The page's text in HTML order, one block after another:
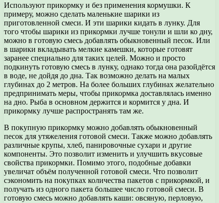
Используют прикормку и без применения кормушки. К
примеру, можно сделать маленькие шарики из
приготовленной смеси. И эти шарики кидать в лунку. Для
того чтобы шарики из прикормки лучше тонули и шли ко дну,
можно в готовую смесь добавлять обыкновенный песок. Или
в шарики вкладывать мелкие камешки, которые готовят
заранее специально для таких целей. Можно и просто
подкинуть готовую смесь в лунку, однако тогда она разойдётся
в воде, не дойдя до дна. Так возможно делать на малых
глубинах до 2 метров. На более больших глубинах желательно
предпринимать меры, чтобы прикормка доставлялась именно
на дно. Рыба в основном держится и кормится у дна. И
прикормку лучше распространять там же.
В покупную прикормку можно добавлять обыкновенный
песок для утяжеления готовой смеси. Также можно добавлять
различные крупы, хлеб, панировочные сухари и другие
компоненты. Это позволит изменить и улучшить вкусовые
свойства прикормки. Помимо этого, подобные добавки
увеличат объём полученной готовой смеси. Что позволит
сэкономить на покупках количества пакетов с прикормкой, и
получать из одного пакета большее число готовой смеси. В
готовую смесь можно добавлять каши: овсяную, перловую,